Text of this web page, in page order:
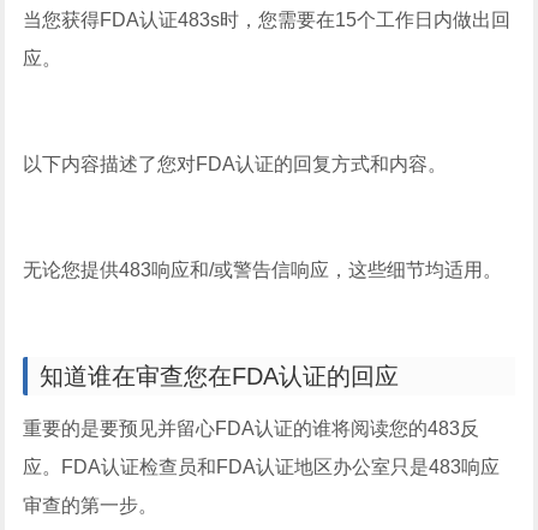
当您获得FDA认证483s时，您需要在15个工作日内做出回
应。
以下内容描述了您对FDA认证的回复方式和内容。
无论您提供483响应和/或警告信响应，这些细节均适用。
知道谁在审查您在FDA认证的回应
重要的是要预见并留心FDA认证的谁将阅读您的483反
应。FDA认证检查员和FDA认证地区办公室只是483响应
审查的第一步。